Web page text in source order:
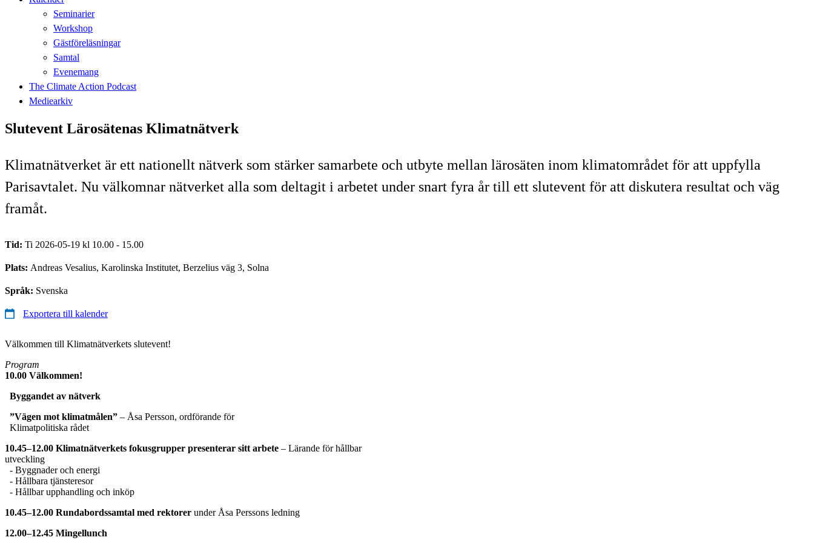
Seminarier
Workshop
Gästföreläsningar
Samtal
Evenemang
The Climate Action Podcast
Mediearkiv
Slutevent Lärosätenas Klimatnätverk
Klimatnätverket är ett nationellt nätverk som stärker samarbete och utbyte mellan lärosäten inom klimatområdet för att uppfylla
Parisavtalet. Nu välkomnar nätverket alla som deltagit i arbetet under snart fyra år till ett slutevent för att diskutera resultat och väg
framåt.
Tid: Ti 2026-05-19 kl 10.00 - 15.00
Plats: Andreas Vesalius, Karolinska Institutet, Berzelius väg 3, Solna
Språk: Svenska
Exportera till kalender
Välkommen till Klimatnätverkets slutevent!
Program
10.00 Välkommen!
Byggandet av nätverk
”Vägen mot klimatmålen” – Åsa Persson, ordförande för
Klimatpolitiska rådet
10.45–12.00 Klimatnätverkets fokusgrupper presenterar sitt arbete – Lärande för hållbar
utveckling
- Byggnader och energi
- Hållbara tjänsteresor
- Hållbar upphandling och inköp
10.45–12.00 Rundabordssamtal med rektorer under Åsa Perssons ledning
12.00–12.45 Mingellunch